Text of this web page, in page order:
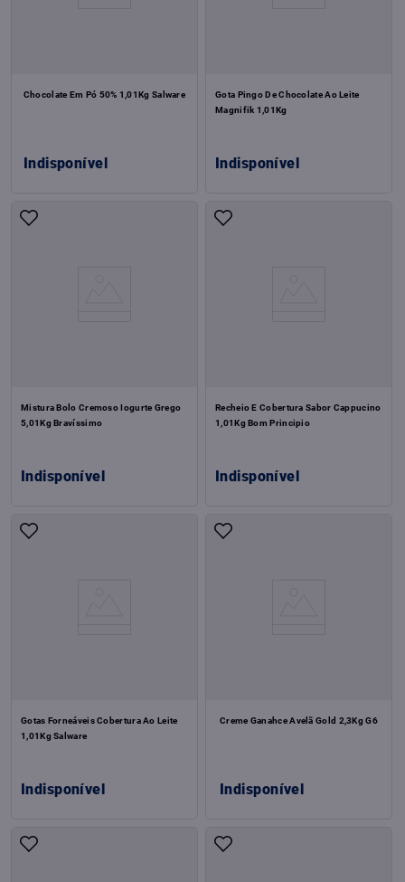
Chocolate Em Pó 50% 1,01Kg Salware
Indisponível
Gota Pingo De Chocolate Ao Leite
Magnifik 1,01Kg
Indisponível
Mistura Bolo Cremoso Iogurte Grego
5,01Kg Bravíssimo
Indisponível
Recheio E Cobertura Sabor Cappucino
1,01Kg Bom Principio
Indisponível
Gotas Forneáveis Cobertura Ao Leite
1,01Kg Salware
Indisponível
Creme Ganahce Avelã Gold 2,3Kg G6
Indisponível